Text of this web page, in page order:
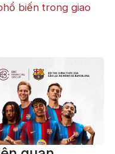
biến trong giao